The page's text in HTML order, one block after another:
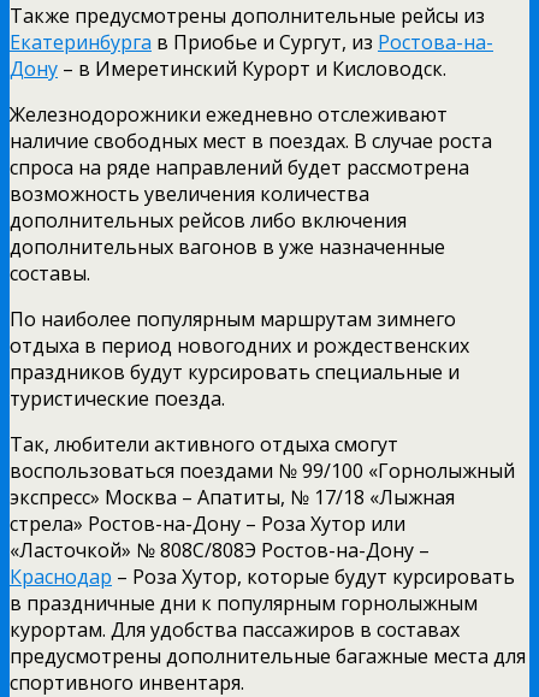
Также предусмотрены дополнительные рейсы из
Екатеринбурга в Приобье и Сургут, из Ростова-на-
Дону – в Имеретинский Курорт и Кисловодск.
Железнодорожники ежедневно отслеживают
наличие свободных мест в поездах. В случае роста
спроса на ряде направлений будет рассмотрена
возможность увеличения количества
дополнительных рейсов либо включения
дополнительных вагонов в уже назначенные
составы.
По наиболее популярным маршрутам зимнего
отдыха в период новогодних и рождественских
праздников будут курсировать специальные и
туристические поезда.
Так, любители активного отдыха смогут
воспользоваться поездами № 99/100 «Горнолыжный
экспресс» Москва – Апатиты, № 17/18 «Лыжная
стрела» Ростов-на-Дону – Роза Хутор или
«Ласточкой» № 808С/808Э Ростов-на-Дону –
Краснодар – Роза Хутор, которые будут курсировать
в праздничные дни к популярным горнолыжным
курортам. Для удобства пассажиров в составах
предусмотрены дополнительные багажные места для
спортивного инвентаря.